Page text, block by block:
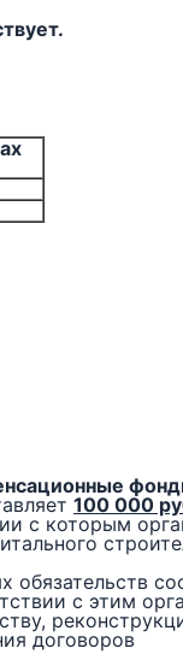
100 000
с которым
с этим
договоров